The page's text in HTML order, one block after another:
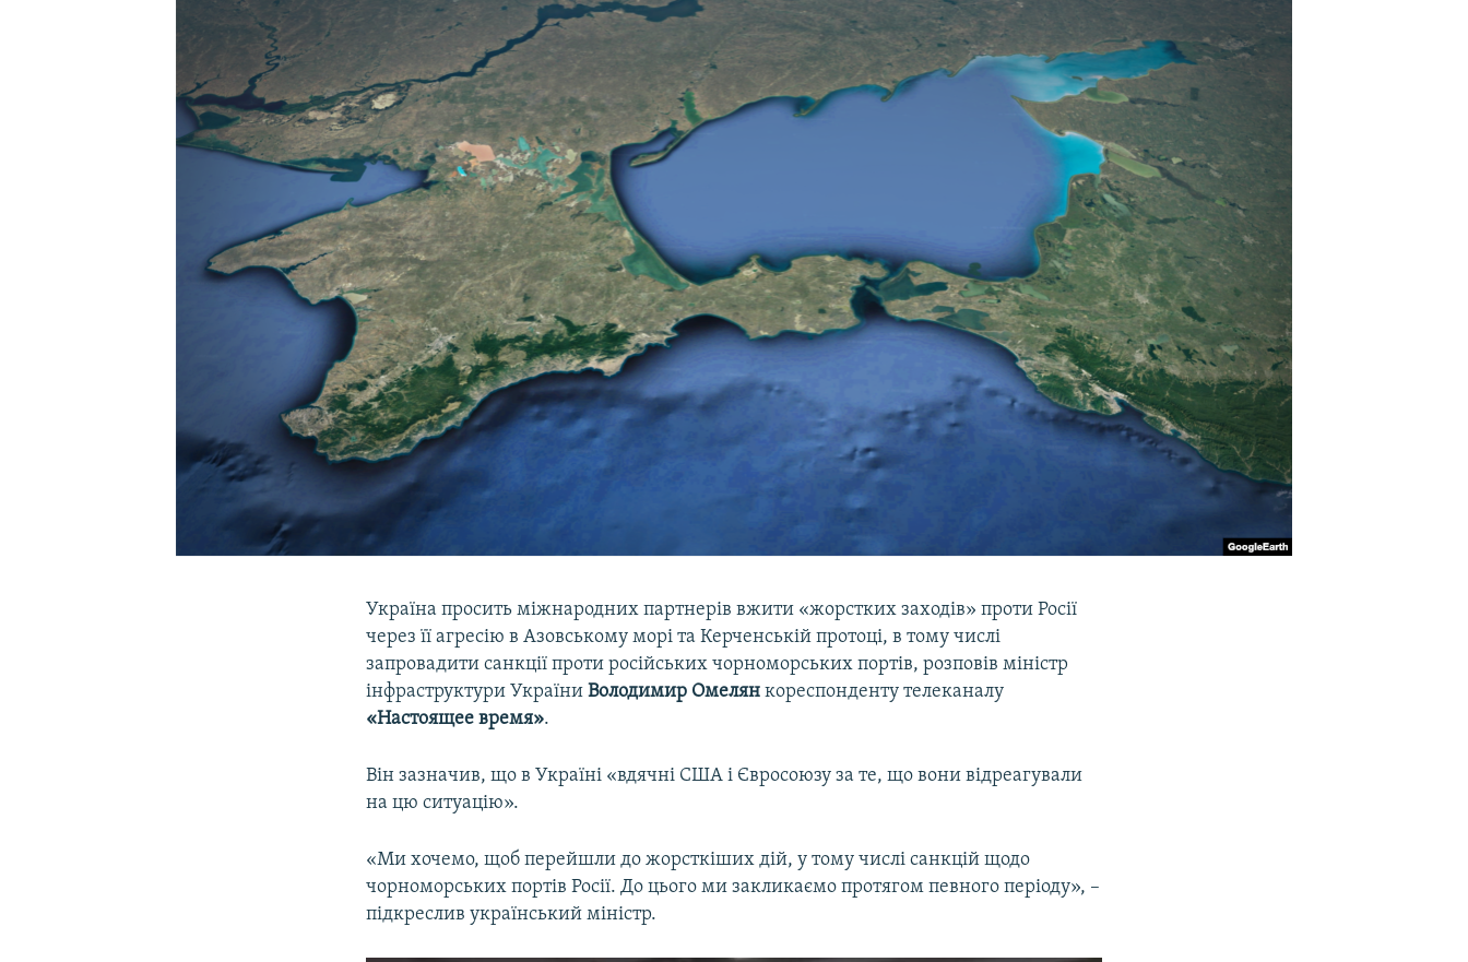
УКРАЇНСЬКА ПРОБЛЕМА КРИМУ
Україна просить міжнародних партнерів вжити «жорстких заходів» проти Росії
через її агресію в Азовському морі та Керченській протоці, в тому числі
запровадити санкції проти російських чорноморських портів, розповів міністр
інфраструктури України Володимир Омелян кореспонденту телеканалу
«Настоящее время».
Він зазначив, що в Україні «вдячні США і Євросоюзу за те, що вони відреагували
на цю ситуацію».
«Ми хочемо, щоб перейшли до жорсткіших дій, у тому числі санкцій щодо
чорноморських портів Росії. До цього ми закликаємо протягом певного періоду», –
підкреслив український міністр.